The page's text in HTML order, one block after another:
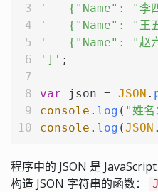
'   {"Name": "李
'   {"Name": "王
'   {"Name": "赵
']' ;
var json = JSON .
console . log ( "姓名
console . log (JSON .
程序中的 JSON 是
构造 JSON 字符串的函数：